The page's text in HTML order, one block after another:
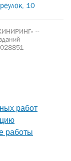
10
--
работ
работы